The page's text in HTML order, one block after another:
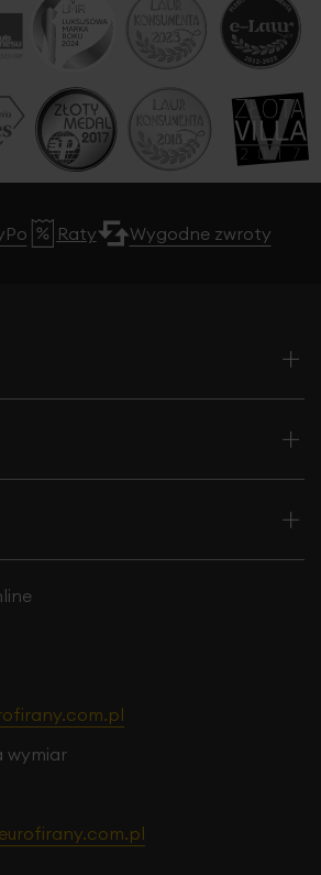
Raty Wygodne zwroty
wymiar